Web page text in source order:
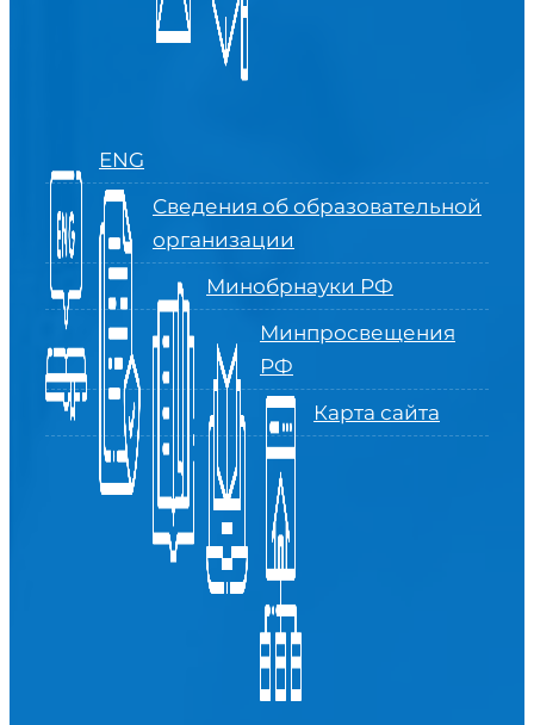
ENG
Сведения об образовательной
организации
Минобрнауки РФ
Минпросвещения
РФ
Карта сайта